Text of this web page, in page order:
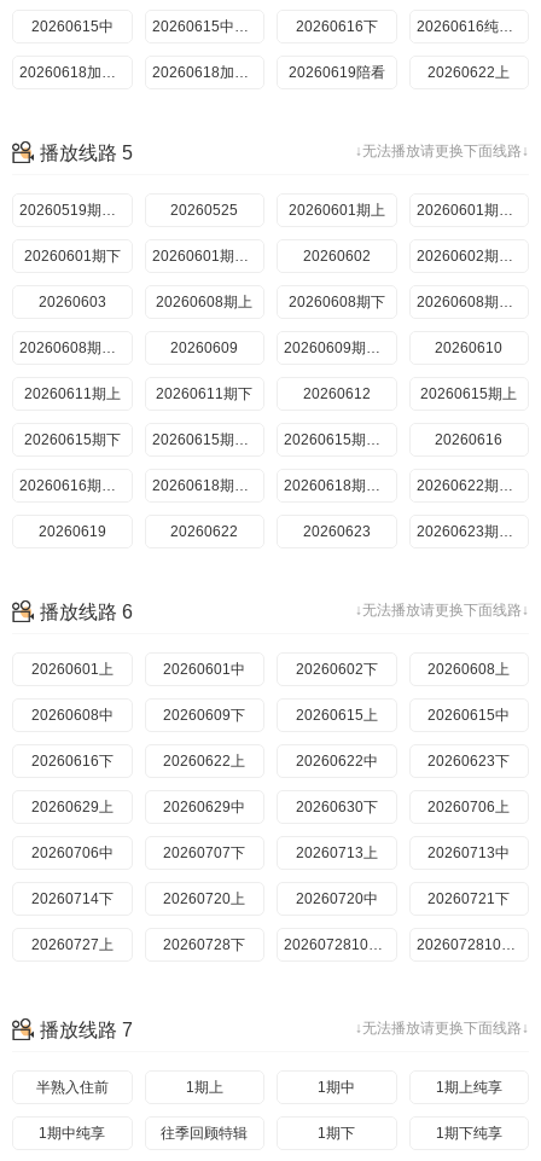
202607208期中 202607208期中纯享 202607218期下 202607218期下纯享
202607238期加更下 202607248期陪看 202607279期上 202607289期上纯享
202607319期陪看
2026080410期下纯享 20260805超前彩蛋
20260615中 20260615中纯享 20260616下 20260616纯享下
20260618加更上 20260618加更下 20260619陪看 20260622上
20260623下纯享
20260626陪看 20260629上 20260629中 20260629上纯享
20260629中纯享 20260630下 20260630下纯享 20260706超前彩蛋
20260702加更上 20260702加更下 20260703陪看 20260706上
20260706上纯享 20260706中 20260706中纯享 20260707下
20260707下纯享 20260708超前彩蛋 20260709加更上 20260709加更下
20260713上 20260713上纯享 20260713中 20260713中纯享
20260714下 20260714下纯享 20260715超前彩蛋 20260716加更上
20260716加更下 20260717陪看 20260720上 20260720上纯享
20260722超前彩蛋
20260727上 20260727上纯享 20260728下 20260728下纯享
2026072810期上 2026072810期下 20260730加更上 20260730加更下
20260731陪看 20260803番外上 20260803上纯享
↓无法播放请更换下面线路↓
播放线路 5
20260519期回顾 20260525 20260601期上 20260601期上纯享
20260601期下 20260601期下纯享 20260602 20260602期纯享
20260603 20260608期上 20260608期下 20260608期上纯享
20260608期下纯享 20260609 20260609期纯享 20260610
20260611期上 20260611期下 20260612 20260615期上
20260615期下 20260615期上纯享 20260615期下纯享 20260616
20260616期纯享 20260618期加更上 20260618期加更下 20260622期超前
20260619 20260622 20260623 20260623期纯享
20260629期上
20260630 20260630期纯享 20260706 20260702期上
20260702期下 20260703 20260706期上 20260706期下
20260706期纯享上 20260706期纯享下 20260707 20260707期纯享
20260708 20260709期上 20260709期下 20260710
20260713期上 20260713期下 20260713期纯享上 20260713期纯享下
20260714 20260714期纯享 20260715 20260716期上
20260716期下 20260717 20260720期上 20260720期下
20260722 20260723期下 20260727
20260727期纯享 20260728 20260730期上
20260730期下 20260731 20260803 20260803期纯享
↓无法播放请更换下面线路↓
播放线路 6
20260601上 20260601中 20260602下 20260608上
20260608中 20260609下 20260615上 20260615中
20260616下 20260622上 20260622中 20260623下
20260629上 20260629中 20260630下 20260706上
20260706中 20260707下 20260713上 20260713中
20260714下 20260720上 20260720中 20260721下
20260727上 20260728下 2026072810期上 2026072810期下
↓无法播放请更换下面线路↓
播放线路 7
半熟入住前 1期上 1期中 1期上纯享
1期中纯享 往季回顾特辑 1期下 1期下纯享